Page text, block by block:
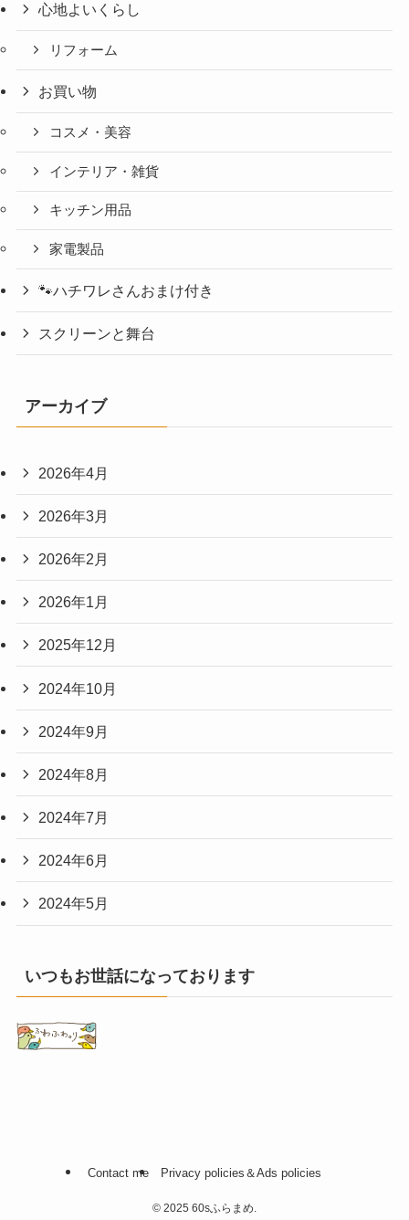
心地よいくらし
リフォーム
お買い物
コスメ・美容
インテリア・雑貨
キッチン用品
家電製品
🐾ハチワレさんおまけ付き
スクリーンと舞台
アーカイブ
2026年4月
2026年3月
2026年2月
2026年1月
2025年12月
2024年10月
2024年9月
2024年8月
2024年7月
2024年6月
2024年5月
いつもお世話になっております
Contact me Privacy policies＆Ads policies
© 2025 60sふらまめ.